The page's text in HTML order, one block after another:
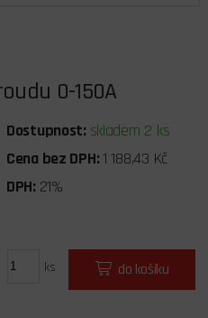
0-150A
Dostupnost: skladem 2 ks
Cena bez DPH:1 188,43 Kč
DPH: 21%
ks do košíku